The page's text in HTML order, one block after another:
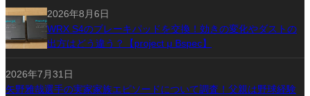
2026年8月6日
WRX S4のブレーキパッドを交換！効きの変化やダストの
出方はどう違う？【project μ Bspec】
2026年7月31日
矢野雅哉選手の実家家族エピソードについて調査！父親は野球経験